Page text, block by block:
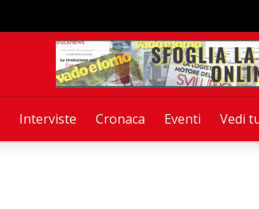
Interviste Cronaca Eventi Vedi